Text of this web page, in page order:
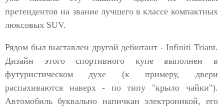
претендентов на звание лучшего в классе компактных
люксовых SUV.
Рядом был выставлен другой дебютант - Infiniti Triant.
Дизайн этого спортивного купе выполнен в
футуристическом духе (к примеру, двери
распахиваются наверх - по типу "крыло чайки").
Автомобиль буквально напичкан электроникой, его